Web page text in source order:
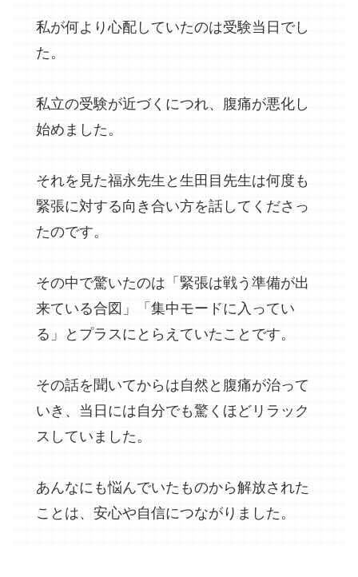
私が何より心配していたのは受験当日でし
た。
私立の受験が近づくにつれ、腹痛が悪化し
始めました。
それを見た福永先生と生田目先生は何度も
緊張に対する向き合い方を話してくださっ
たのです。
その中で驚いたのは「緊張は戦う準備が出
来ている合図」「集中モードに入ってい
る」とプラスにとらえていたことです。
その話を聞いてからは自然と腹痛が治って
いき、当日には自分でも驚くほどリラック
スしていました。
あんなにも悩んでいたものから解放された
ことは、安心や自信につながりました。